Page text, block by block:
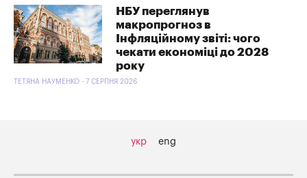
НБУ переглянув
макропрогноз в
Інфляційному звіті: чого
чекати економіці до 2028
року
ТЕТЯНА НАУМЕНКО - 7 СЕРПНЯ 2026
укр eng